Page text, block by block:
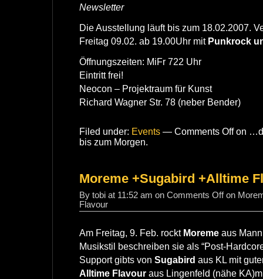
Newsletter
Die Ausstellung läuft bis zum 18.02.2007.
Freitag 09.02. ab 19.00Uhr mit Punkrock
Öffnungszeiten: MiFr 722 Uhr
Eintritt frei!
Neocon – Projektraum für Kunst
Richard Wagner Str. 78 (neber Bender)
Filed under: Events — Comments Offon
bis zum Morgen.
Moreme +Sugabird +Alltime
By tobi at 11:52 am on Comments Offon
Flavour
Am Freitag, 9. Feb. rockt Moreme aus
Musikstil beschreiben sie als “Post-
Support gibts von Sugabird aus KL mit
Alltime Flavour aus Lingenfeld (nähe